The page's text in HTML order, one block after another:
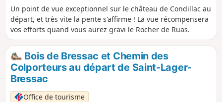
Un point de vue exceptionnel sur le château de Condillac au
départ, et très vite la pente s'affirme ! La vue récompensera
vos efforts quand vous aurez gravi le Rocher de Ruas.
Bois de Bressac et Chemin des
Colporteurs au départ de Saint-Lager-
Bressac
Office de tourisme